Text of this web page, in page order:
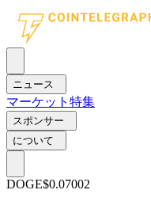
ニュース
マーケット 特集
スポンサー
について
DOGE$0.07002